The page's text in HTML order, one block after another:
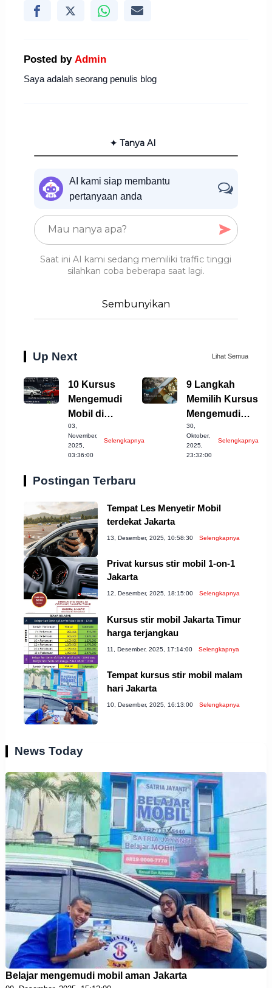
Posted by Admin
Saya adalah seorang penulis blog
✦ Tanya AI
AI kami siap membantu
pertanyaan anda
Saat ini AI kami sedang memiliki traffic tinggi
silahkan coba beberapa saat lagi.
Sembunyikan
Up Next Lihat Semua
10 Kursus
Mengemudi
Mobil di
Tasikmalaya
yang Wajib
Dicoba!
03,
November,
2025,
03:36:00
Selengkapnya
9 Langkah
Memilih Kursus
Mengemudi
Mobil Terbaik di
Denpasar
30,
Oktober,
2025,
23:32:00
Selengkapnya
Postingan Terbaru
Tempat Les Menyetir Mobil
terdekat Jakarta
13, Desember, 2025, 10:58:30 Selengkapnya
Privat kursus stir mobil 1-on-1
Jakarta
12, Desember, 2025, 18:15:00 Selengkapnya
Kursus stir mobil Jakarta Timur
harga terjangkau
11, Desember, 2025, 17:14:00 Selengkapnya
Tempat kursus stir mobil malam
hari Jakarta
10, Desember, 2025, 16:13:00 Selengkapnya
News Today
Belajar mengemudi mobil aman Jakarta